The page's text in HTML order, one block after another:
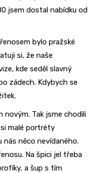
jsem dostal nabídku od
bylo pražské
si, že naše
kde seděl slavný
zádech. Kdybych se
Tak jsme chodili
malé portréty
něco nevídaného.
Na špici jel třeba
a šup s tím